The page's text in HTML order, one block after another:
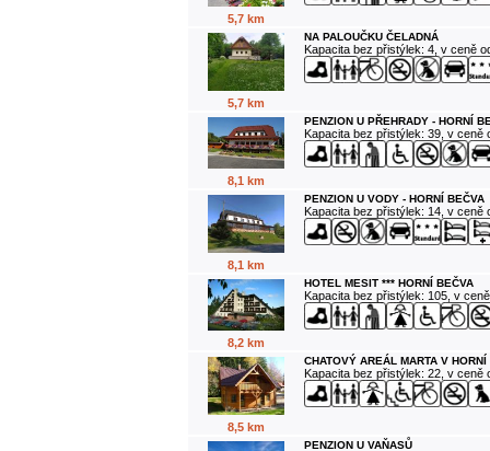
5,7 km
5,7 km
NA PALOUČKU ČELADNÁ
Kapacita bez přistýlek: 4, v ceně
8,1 km
PENZION U PŘEHRADY - HORNÍ
Kapacita bez přistýlek: 39, v ceně
8,1 km
PENZION U VODY - HORNÍ BEČVA
Kapacita bez přistýlek: 14, v ceně
8,2 km
HOTEL MESIT *** HORNÍ BEČVA
Kapacita bez přistýlek: 105, v
8,5 km
CHATOVÝ AREÁL MARTA V
Kapacita bez přistýlek: 22, v ceně
PENZION U VAŇASŮ